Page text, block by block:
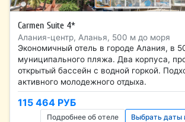
Carmen Suite 4*
Алания-центр, Аланья, 500 м до моря
Экономичный отель в городе Алания, в
муниципального пляжа. Два корпуса,
открытый бассейн с водной горкой.
активного молодежного отдыха.
115 464 РУБ
Подробнее об отеле Выбрать даты